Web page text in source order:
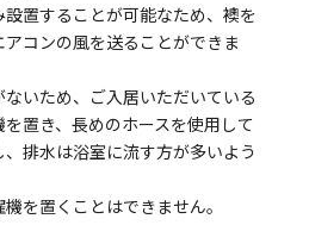
置することが可能なため、襖を
コンの風を送ることができま
いため、ご入居いただいている
置き、長めのホースを使用して
排水は浴室に流す方が多いよう
を置くことはできません。